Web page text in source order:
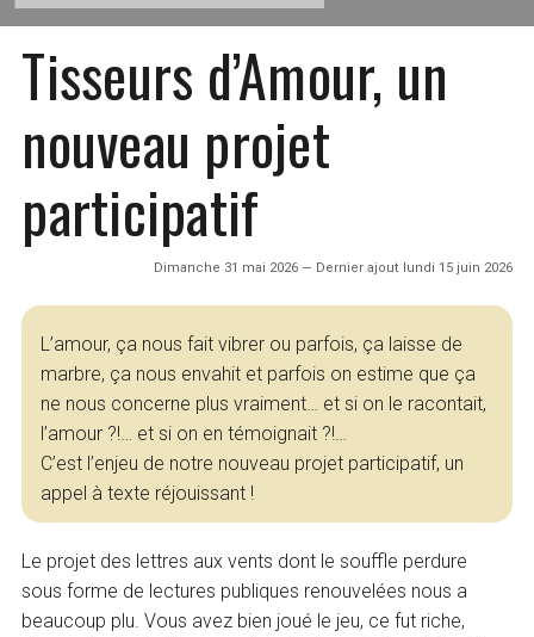
Tisseurs d’Amour, un
nouveau projet
participatif
Dimanche 31 mai 2026 — Dernier ajout lundi 15 juin 2026
L’amour, ça nous fait vibrer ou parfois, ça laisse de
marbre, ça nous envahit et parfois on estime que ça
ne nous concerne plus vraiment… et si on le racontait,
l’amour ?!… et si on en témoignait ?!…
C’est l’enjeu de notre nouveau projet participatif, un
appel à texte réjouissant !
Le projet des lettres aux vents dont le souffle perdure
sous forme de lectures publiques renouvelées nous a
beaucoup plu. Vous avez bien joué le jeu, ce fut riche,